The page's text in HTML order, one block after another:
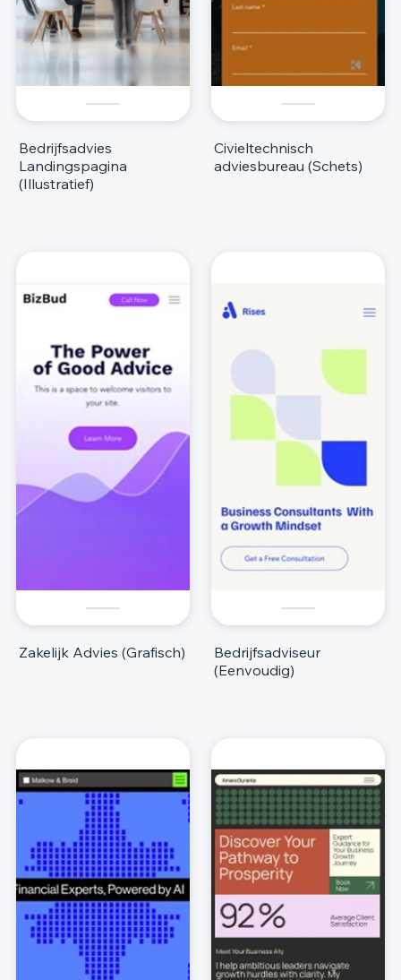
Bedrijfsadvies
Landingspagina
(Illustratief)
Civieltechnisch
adviesbureau (Schets)
Zakelijk Advies (Grafisch)
Bedrijfsadviseur
(Eenvoudig)